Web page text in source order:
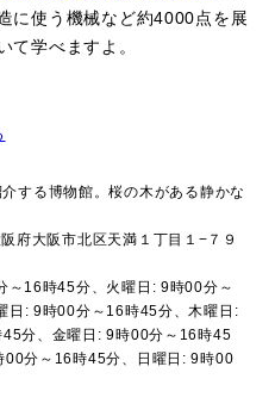
に使う機械など約4000点を展
て学べますよ。
する博物館。桜の木がある静かな
府大阪市北区天満１丁目１−７９
～16時45分、火曜日: 9時00分～
日: 9時00分～16時45分、木曜日:
分、金曜日: 9時00分～16時45
00分～16時45分、日曜日: 9時00